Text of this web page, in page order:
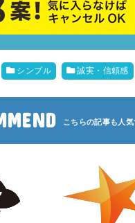
シンプル 誠実・信頼感